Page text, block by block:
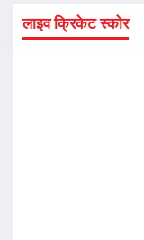
लाइव क्रिकेट स्कोर